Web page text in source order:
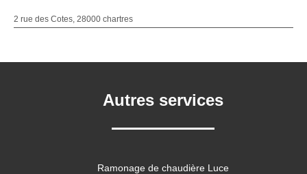
2 rue des Cotes, 28000 chartres
Autres services
Ramonage de chaudière Luce